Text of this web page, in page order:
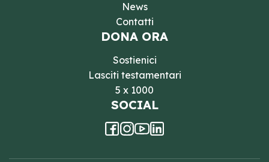
News
Contatti
DONA ORA
Sostienici
Lasciti testamentari
5 x 1000
SOCIAL